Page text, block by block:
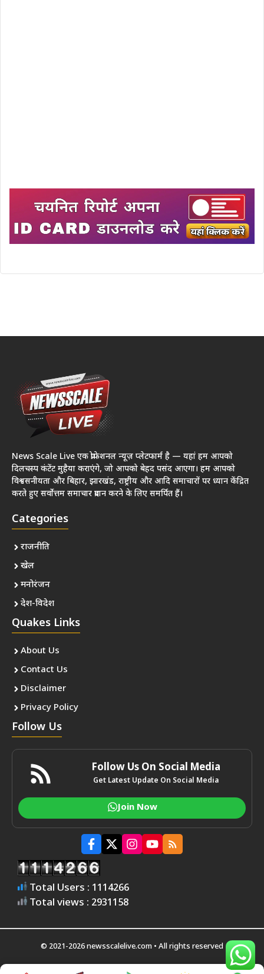
News Scale Live एक प्रोफेशनल न्यूज़ प्लेटफार्म है — यहां हम आपको
दिलचस्प कंटेंट मुहैया कराएंगे, जो आपको बेहद पसंद आएगा। हम आपको
विश्वसनीयता और बिहार, झारखंड, राष्ट्रीय और आदि समाचारों पर ध्यान केंद्रित
करते हुए सर्वोत्तम समाचार प्रदान करने के लिए समर्पित हैं।
Categories
राजनीति
खेल
मनोरंजन
देश-विदेश
Quakes Links
About Us
Contact Us
Disclaimer
Privacy Policy
Follow Us
Follow Us On Social Media
Get Latest Update On Social Media
Join Now
Total Users : 1114266
Total views : 2931158
© 2021-2026 newsscalelive.com • All rights reserved